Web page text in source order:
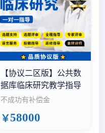
【协议二区版】公共数
据库临床研究教学指导
不成功有补偿金
￥58000